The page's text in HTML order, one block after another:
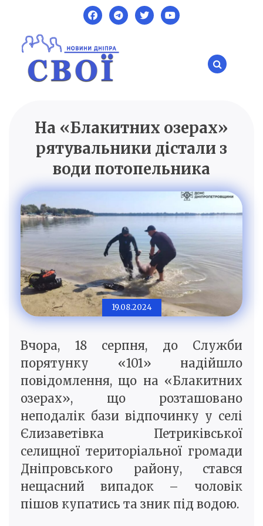
content
SVOI.DP.UA
Новини Дніпра
На «Блакитних озерах»
рятувальники дістали з
води потопельника
19.08.2024
Вчора, 18 серпня, до Служби
порятунку «101» надійшло
повідомлення, що на «Блакитних
озерах», що розташовано
неподалік бази відпочинку у селі
Єлизаветівка Петриківської
селищної територіальної громади
Дніпровського району, стався
нещасний випадок – чоловік
пішов купатись та зник під водою.